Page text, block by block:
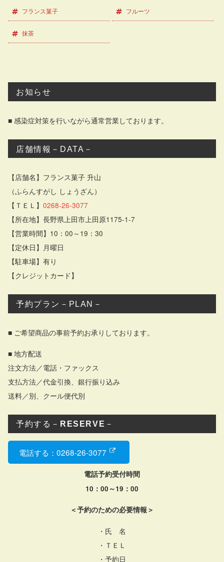
フランス菓子 フルーツ
抹茶
お知らせ
■ 感染症対策を行いながら通常営業しております。
店舗情報－DATA－
【店舗名】フランス菓子 升山
（ふらんすがし しょうざん）
【ＴＥＬ】 0268-26-3077
【所在地】長野県上田市上田原1175-1-7
【営業時間】10：00～19：30
【定休日】月曜日
【駐車場】有り
【クレジットカード】
予約プラン－PLAN－
■ ご希望商品の事前予約お承りしております。
■ 地方配送
注文方法／電話・ファックス
支払方法／代金引換、銀行振り込み
送料／別、クール便代別
予約する－ RESERVE －
電話する：0268-26-3077
電話予約受付時間
10：00～19：00
＜予約のための必要情報＞
・氏 名
・ＴＥＬ
・予約日